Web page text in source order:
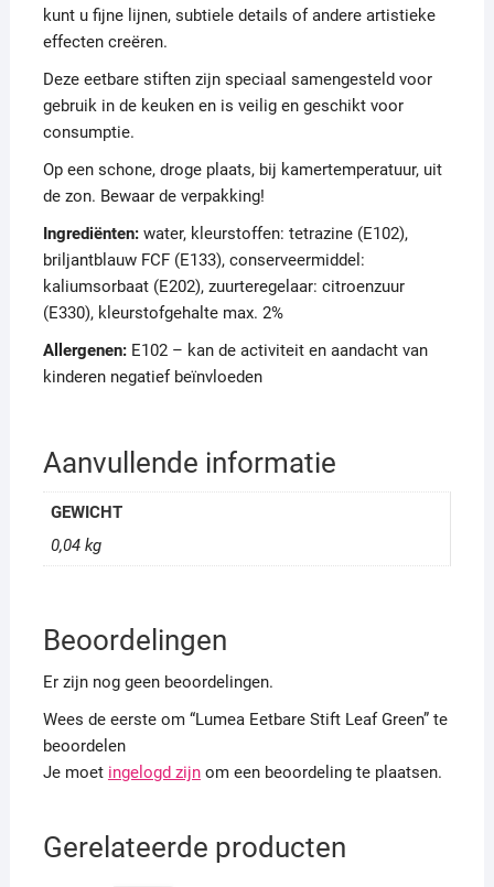
kunt u fijne lijnen, subtiele details of andere artistieke
effecten creëren.
Deze eetbare stiften zijn speciaal samengesteld voor
gebruik in de keuken en is veilig en geschikt voor
consumptie.
Op een schone, droge plaats, bij kamertemperatuur, uit
de zon. Bewaar de verpakking!
Ingrediënten:water, kleurstoffen: tetrazine (E102),
briljantblauw FCF (E133), conserveermiddel:
kaliumsorbaat (E202), zuurteregelaar: citroenzuur
(E330), kleurstofgehalte max. 2%
Allergenen:E102 – kan de activiteit en aandacht van
kinderen negatief beïnvloeden
Aanvullende informatie
GEWICHT
0,04 kg
Beoordelingen
Er zijn nog geen beoordelingen.
Wees de eerste om “Lumea Eetbare Stift Leaf Green” te
beoordelen
Je moet ingelogd zijnom een beoordeling te plaatsen.
Gerelateerde producten